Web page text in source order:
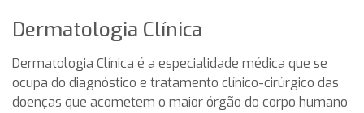
Dermatologia Clínica
Dermatologia Clínica é a especialidade médica que se
ocupa do diagnóstico e tratamento clínico-cirúrgico das
doenças que acometem o maior órgão do corpo humano